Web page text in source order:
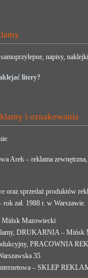
napisy,
litery?
i oznakowania
Arek – reklama
oraz sprzedaż produktów
zał. 1988 r. w Warszawie.
Mińsk Mazowiecki
DRUKARNIA – Mińsk
PRACOWNIA
35
– SKLEP